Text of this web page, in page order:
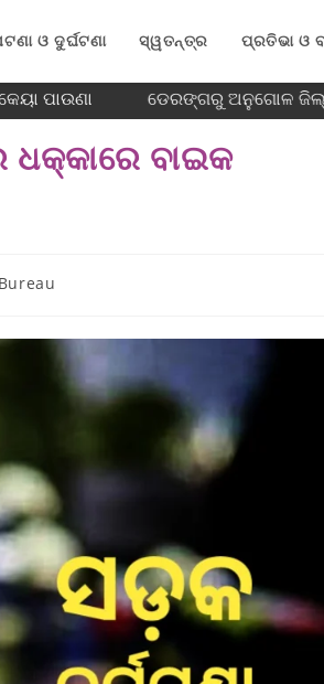
ଓ ଦୁର୍ଘଟଣା ସ୍ୱତନ୍ତ୍ର ପ୍ରତିଭା ଓ
ପାଉଣା ଡେରଙ୍ଗରୁ ଅନୁଗୋଳ
ଧକ୍କାରେ ବାଇକ